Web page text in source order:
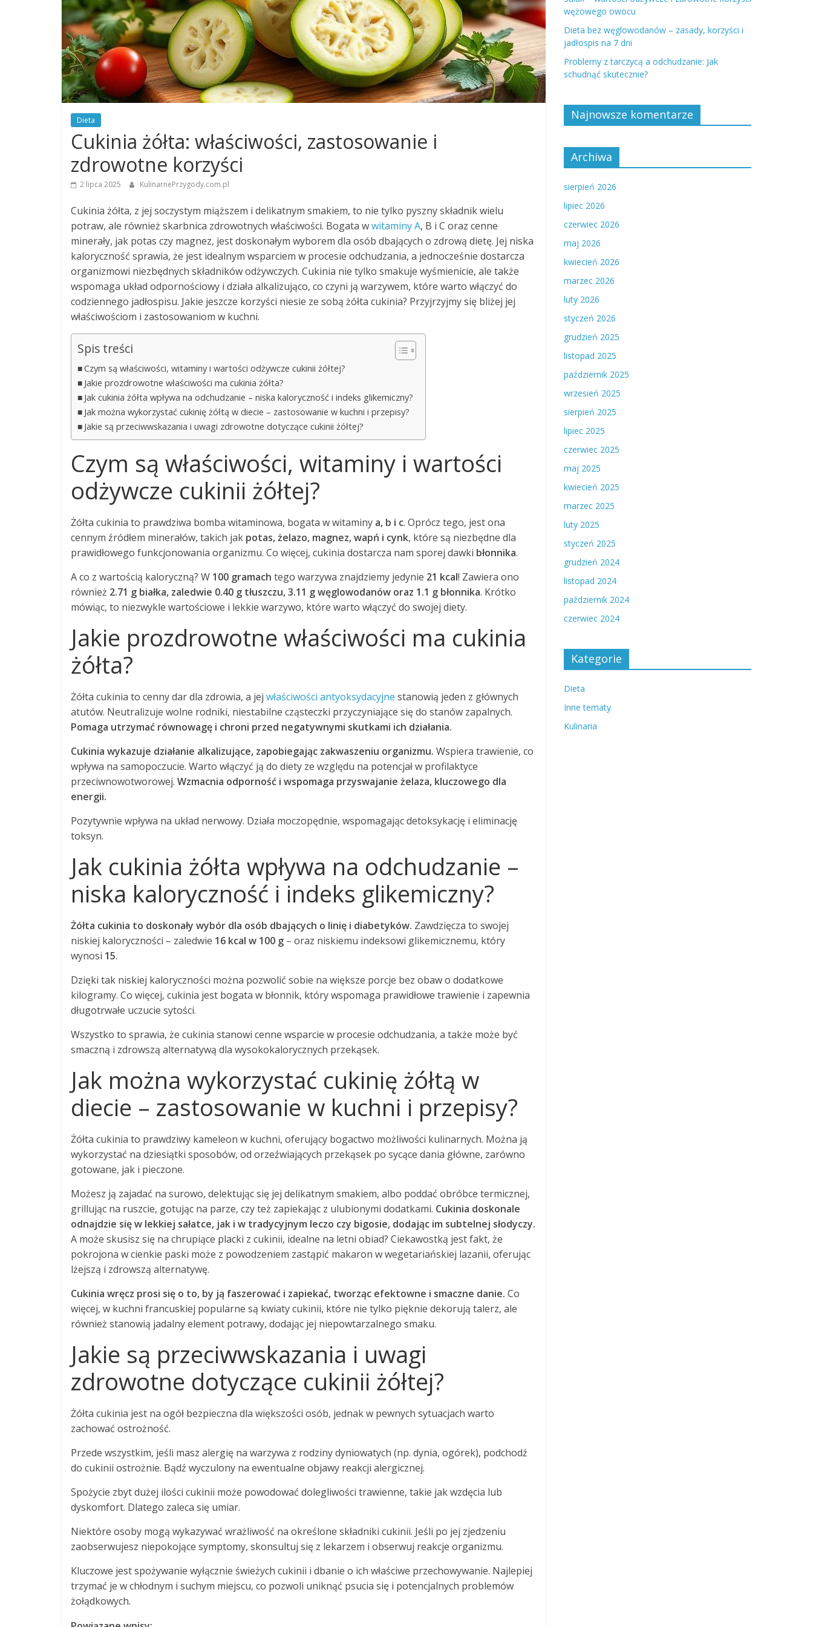
Dieta
Cukinia żółta: właściwości, zastosowanie i
zdrowotne korzyści
2 lipca 2025 KulinarnePrzygody.com.pl
Cukinia żółta, z jej soczystym miąższem i delikatnym smakiem, to nie tylko pyszny składnik wielu
potraw, ale również skarbnica zdrowotnych właściwości. Bogata wwitaminy A, B i C oraz cenne
minerały, jak potas czy magnez, jest doskonałym wyborem dla osób dbających o zdrową dietę. Jej niska
kaloryczność sprawia, że jest idealnym wsparciem w procesie odchudzania, a jednocześnie dostarcza
organizmowi niezbędnych składników odżywczych. Cukinia nie tylko smakuje wyśmienicie, ale także
wspomaga układ odpornościowy i działa alkalizująco, co czyni ją warzywem, które warto włączyć do
codziennego jadłospisu. Jakie jeszcze korzyści niesie ze sobą żółta cukinia? Przyjrzyjmy się bliżej jej
właściwościom i zastosowaniom w kuchni.
Spis treści
Czym są właściwości, witaminy i wartości odżywcze cukinii żółtej?
Jakie prozdrowotne właściwości ma cukinia żółta?
Jak cukinia żółta wpływa na odchudzanie – niska kaloryczność i indeks glikemiczny?
Jak można wykorzystać cukinię żółtą w diecie – zastosowanie w kuchni i przepisy?
Jakie są przeciwwskazania i uwagi zdrowotne dotyczące cukinii żółtej?
Czym są właściwości, witaminy i wartości
odżywcze cukinii żółtej?
Żółta cukinia to prawdziwa bomba witaminowa, bogata w witaminy a, b i c. Oprócz tego, jest ona
cennym źródłem minerałów, takich jak potas, żelazo, magnez, wapń i cynk, które są niezbędne dla
prawidłowego funkcjonowania organizmu. Co więcej, cukinia dostarcza nam sporej dawki błonnika.
A co z wartością kaloryczną? W 100 gramach tego warzywa znajdziemy jedynie 21 kcal! Zawiera ono
również 2.71 g białka, zaledwie 0.40 g tłuszczu, 3.11 g węglowodanów oraz 1.1 g błonnika. Krótko
mówiąc, to niezwykle wartościowe i lekkie warzywo, które warto włączyć do swojej diety.
Jakie prozdrowotne właściwości ma cukinia
żółta?
Żółta cukinia to cenny dar dla zdrowia, a jej właściwości antyoksydacyjne stanowią jeden z głównych
atutów. Neutralizuje wolne rodniki, niestabilne cząsteczki przyczyniające się do stanów zapalnych.
Pomaga utrzymać równowagę i chroni przed negatywnymi skutkami ich działania.
Cukinia wykazuje działanie alkalizujące, zapobiegając zakwaszeniu organizmu. Wspiera trawienie, co
wpływa na samopoczucie. Warto włączyć ją do diety ze względu na potencjał w profilaktyce
przeciwnowotworowej. Wzmacnia odporność i wspomaga przyswajanie żelaza, kluczowego dla
energii.
Pozytywnie wpływa na układ nerwowy. Działa moczopędnie, wspomagając detoksykację i eliminację
toksyn.
Jak cukinia żółta wpływa na odchudzanie –
niska kaloryczność i indeks glikemiczny?
Żółta cukinia to doskonały wybór dla osób dbających o linię i diabetyków. Zawdzięcza to swojej
niskiej kaloryczności – zaledwie 16 kcal w 100 g – oraz niskiemu indeksowi glikemicznemu, który
wynosi 15.
Dzięki tak niskiej kaloryczności można pozwolić sobie na większe porcje bez obaw o dodatkowe
kilogramy. Co więcej, cukinia jest bogata w błonnik, który wspomaga prawidłowe trawienie i zapewnia
długotrwałe uczucie sytości.
Wszystko to sprawia, że cukinia stanowi cenne wsparcie w procesie odchudzania, a także może być
smaczną i zdrowszą alternatywą dla wysokokalorycznych przekąsek.
Jak można wykorzystać cukinię żółtą w
diecie – zastosowanie w kuchni i przepisy?
Żółta cukinia to prawdziwy kameleon w kuchni, oferujący bogactwo możliwości kulinarnych. Można ją
wykorzystać na dziesiątki sposobów, od orzeźwiających przekąsek po sycące dania główne, zarówno
gotowane, jak i pieczone.
Możesz ją zajadać na surowo, delektując się jej delikatnym smakiem, albo poddać obróbce termicznej,
grillując na ruszcie, gotując na parze, czy też zapiekając z ulubionymi dodatkami. Cukinia doskonale
odnajdzie się w lekkiej sałatce, jak i w tradycyjnym leczo czy bigosie, dodając im subtelnej słodyczy.
A może skusisz się na chrupiące placki z cukinii, idealne na letni obiad? Ciekawostką jest fakt, że
pokrojona w cienkie paski może z powodzeniem zastąpić makaron w wegetariańskiej lazanii, oferując
lżejszą i zdrowszą alternatywę.
Cukinia wręcz prosi się o to, by ją faszerować i zapiekać, tworząc efektowne i smaczne danie. Co
więcej, w kuchni francuskiej popularne są kwiaty cukinii, które nie tylko pięknie dekorują talerz, ale
również stanowią jadalny element potrawy, dodając jej niepowtarzalnego smaku.
Jakie są przeciwwskazania i uwagi
zdrowotne dotyczące cukinii żółtej?
Żółta cukinia jest na ogół bezpieczna dla większości osób, jednak w pewnych sytuacjach warto
zachować ostrożność.
Przede wszystkim, jeśli masz alergię na warzywa z rodziny dyniowatych (np. dynia, ogórek), podchodź
do cukinii ostrożnie. Bądź wyczulony na ewentualne objawy reakcji alergicznej.
Spożycie zbyt dużej ilości cukinii może powodować dolegliwości trawienne, takie jak wzdęcia lub
dyskomfort. Dlatego zaleca się umiar.
Niektóre osoby mogą wykazywać wrażliwość na określone składniki cukinii. Jeśli po jej zjedzeniu
zaobserwujesz niepokojące symptomy, skonsultuj się z lekarzem i obserwuj reakcje organizmu.
Kluczowe jest spożywanie wyłącznie świeżych cukinii i dbanie o ich właściwe przechowywanie. Najlepiej
trzymać je w chłodnym i suchym miejscu, co pozwoli uniknąć psucia się i potencjalnych problemów
żołądkowych.
wężowego owocu
Dieta bez węglowodanów – zasady, korzyści i
jadłospis na 7 dni
Problemy z tarczycą a odchudzanie: Jak
schudnąć skutecznie?
Najnowsze komentarze
Archiwa
sierpień 2026
lipiec 2026
czerwiec 2026
maj 2026
kwiecień 2026
marzec 2026
luty 2026
styczeń 2026
grudzień 2025
listopad 2025
październik 2025
wrzesień 2025
sierpień 2025
lipiec 2025
czerwiec 2025
maj 2025
kwiecień 2025
marzec 2025
luty 2025
styczeń 2025
grudzień 2024
listopad 2024
październik 2024
czerwiec 2024
Kategorie
Dieta
Inne tematy
Kulinaria